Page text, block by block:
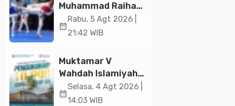
Muhammad Raihan
Fadila Sabet Emas
Kyorugi di Asian
Indonesia Open
2026
calendar_month
Rabu, 5 Agt 2026 |
21:42 WIB
Muktamar V
Wahdah Islamiyah
Akan Kukuhkan
10.000 Guru Al-
calendar_month
Selasa, 4 Agt 2026 |
14:03 WIB